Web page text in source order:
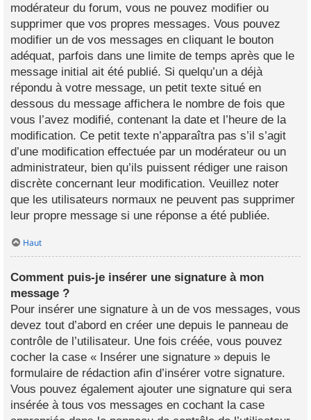
modérateur du forum, vous ne pouvez modifier ou
supprimer que vos propres messages. Vous pouvez
modifier un de vos messages en cliquant le bouton
adéquat, parfois dans une limite de temps après que le
message initial ait été publié. Si quelqu’un a déjà
répondu à votre message, un petit texte situé en
dessous du message affichera le nombre de fois que
vous l’avez modifié, contenant la date et l’heure de la
modification. Ce petit texte n’apparaîtra pas s’il s’agit
d’une modification effectuée par un modérateur ou un
administrateur, bien qu’ils puissent rédiger une raison
discrète concernant leur modification. Veuillez noter
que les utilisateurs normaux ne peuvent pas supprimer
leur propre message si une réponse a été publiée.
Haut
Comment puis-je insérer une signature à mon
message ?
Pour insérer une signature à un de vos messages, vous
devez tout d’abord en créer une depuis le panneau de
contrôle de l’utilisateur. Une fois créée, vous pouvez
cocher la case « Insérer une signature » depuis le
formulaire de rédaction afin d’insérer votre signature.
Vous pouvez également ajouter une signature qui sera
insérée à tous vos messages en cochant la case